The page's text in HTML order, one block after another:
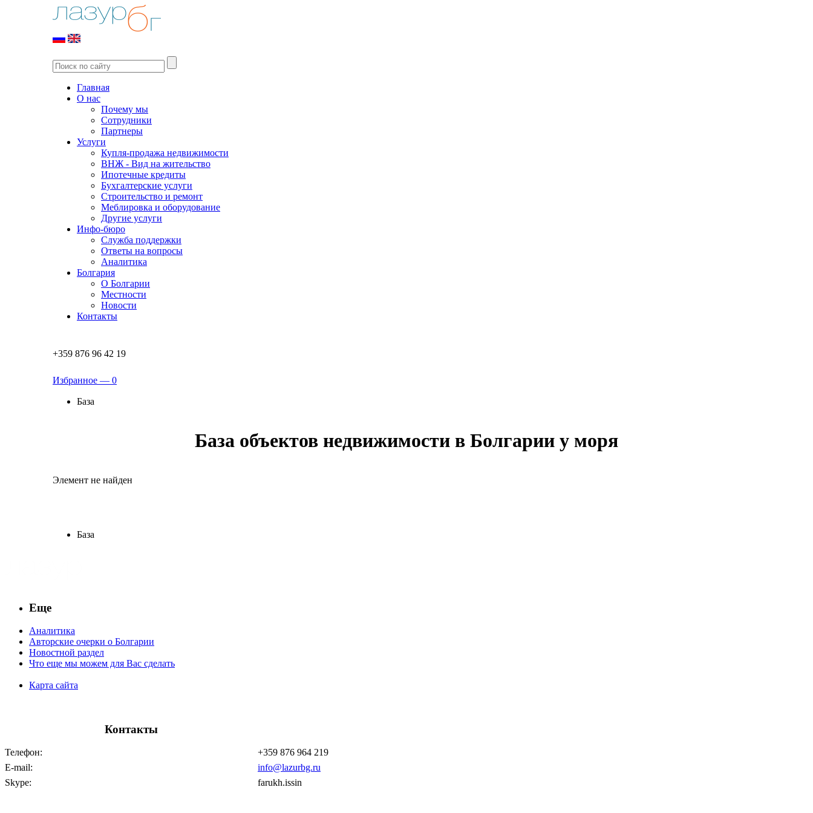
Главная
О нас
Почему мы
Сотрудники
Партнеры
Услуги
Купля-продажа недвижимости
ВНЖ - Вид на жительство
Ипотечные кредиты
Бухгалтерские услуги
Строительство и ремонт
Меблировка и оборудование
Другие услуги
Инфо-бюро
Служба поддержки
Ответы на вопросы
Аналитика
Болгария
О Болгарии
Местности
Новости
Контакты
+359 876 96 42 19
Избранное — 0
База
База объектов недвижимости в Болгарии у моря
Элемент не найден
База
Еще
Аналитика
Авторские очерки о Болгарии
Новостной раздел
Что еще мы можем для Вас сделать
Карта сайта
Контакты
Телефон:
+359 876 964 219
E-mail:
info@lazurbg.ru
Skype:
farukh.issin